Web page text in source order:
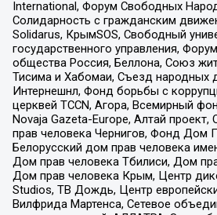
International, Форум Свободных
Солидарность с гражданским
Solidarus, КрымSOS, Свободный
государственного управления,
общества Россия, Беллона, Союз
Тисима и Хабомаи, Съезд народных
Интернешнл, Фонд борьбы с
церквей TCCN, Агора, Всемирный
Novaja Gazeta-Europe, Алтай
прав человека Чернигов, Фонд Дом
Белорусский дом прав человека
Дом прав человека Тбилиси, Дом
Дом прав человека Крым, Центр
Studios, ТВ Дождь, Центр
Вилфрида Мартенса, Сетевое